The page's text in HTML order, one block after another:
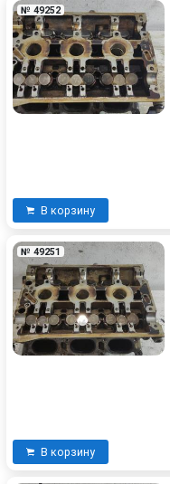
№ 49252
В корзину
№ 49251
В корзину